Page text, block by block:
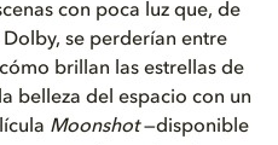
con poca luz que, de
se perderían entre
brillan las estrellas de
belleza del espacio con un
Moonshot—disponible